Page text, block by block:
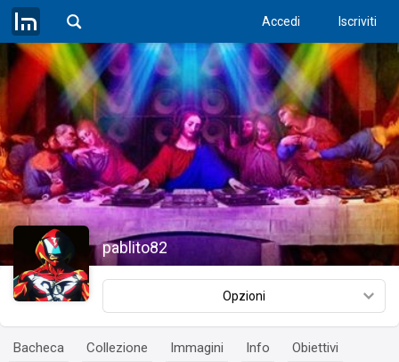
Accedi Iscriviti
pablito82
Opzioni
Bacheca Collezione Immagini Info Obiettivi